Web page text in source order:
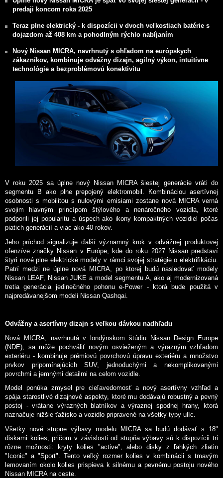
predaji koncom roka 2025
Teraz plne elektrický - k dispozícii v dvoch veľkostiach batérie s
dojazdom až 408 km a pohodlným rýchlo nabíjaním
Nový Nissan MICRA, navrhnutý s ohľadom na európskych
zákazníkov, kombinuje odvážny dizajn, agilný výkon, intuitívne
technológie a bezproblémovú konektivitu
V roku 2025 sa úplne nový Nissan MICRA šiestej generácie vráti do
segmentu B ako plne prepojený elektromobil. Kombináciou asertívnej
osobnosti s mobilitou s nulovými emisiami zostane nová MICRA verná
svojim hlavným princípom štýlového a nenáročného vozidla, ktoré
podporili jej popularitu a úspech ako ikony kompaktných vozidiel počas
piatich generácií a viac ako 40 rokov.
Jeho príchod signalizuje ďalší významný krok v odvážnej produktovej
ofenzíve značky Nissan v Európe, kde do roku 2027 Nissan predstaví
štyri nové plne elektrické modely v rámci svojej stratégie o elektrifikáciu.
Patrí medzi ne úplne nová MICRA, po ktorej budú nasledovať modely
Nissan LEAF, Nissan JUKE a model segmentu A, ako aj modernizovaná
tretia generácia jedinečného pohonu e-Power - ktorá bude použitá v
najpredávanejšom modeli Nissan Qashqai.
Odvážny a asertívny dizajn s veľkou dávkou nadhľadu
Nová MICRA, navrhnutá v londýnskom štúdiu Nissan Design Europe
(NDE), sa môže pochváliť novým osvieženým a výrazným vzhľadom
exteriéru - kombinuje prémiovú povrchovú úpravu exteriéru a množstvo
prvkov pripomínajúcich SUV, jednoduchými a nekomplikovanými
povrchmi a jemnými detailmi na celom vozidle.
Model ponúka zmysel pre cieľavedomosť a nový asertívny vzhľad a
spája starostlivé dizajnové aspekty, ktoré mu dodávajú robustný a pevný
postoj - vrátane výrazných blatníkov a výraznej spodnej hrany, ktorá
naznačuje nižšie ťažisko a vozidlo pripravené na všetky typy ulíc.
Všetky nové stupne výbavy modelu MICRA sa budú dodávať s 18"
diskami kolies, pričom v závislosti od stupňa výbavy sú k dispozícii tri
rôzne možnosti: kryty kolies "active", alebo disky z ľahkých zliatin
"Iconic" a "Sport". Tento veľký rozmer kolies v kombinácii s tmavým
lemovaním okolo kolies prispieva k silnému a pevnému postoju nového
Nissan MICRA na ceste.